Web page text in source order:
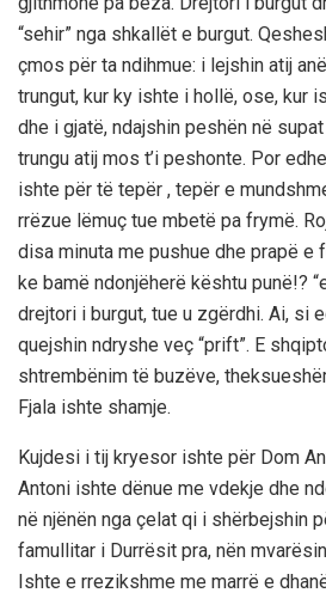
“sehir” nga shkallët e burgut.
çmos për ta ndihmue: i lejshin atij
trungut, kur ky ishte i hollë, ose, kur
dhe i gjatë, ndajshin peshën në
trungu atij mos t’i peshonte. Por
ishte për të tepër , tepër e
rrëzue lëmuç tue mbetë pa frymë.
disa minuta me pushue dhe prapë e
ke bamë ndonjëherë kështu punë!?
drejtori i burgut, tue u zgërdhi. Ai, si
quejshin ndryshe veç “prift”. E
shtrembënim të buzëve,
Fjala ishte shamje.
Kujdesi i tij kryesor ishte për Dom
Antoni ishte dënue me vdekje dhe
në njënën nga çelat qi i shërbejshin
famullitar i Durrësit pra, nën
Ishte e rrezikshme me marrë e